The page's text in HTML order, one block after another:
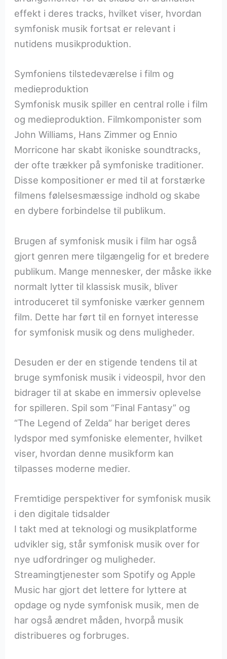
effekt i deres tracks, hvilket viser, hvordan
symfonisk musik fortsat er relevant i
nutidens musikproduktion.
Symfoniens tilstedeværelse i film og
medieproduktion
Symfonisk musik spiller en central rolle i film
og medieproduktion. Filmkomponister som
John Williams, Hans Zimmer og Ennio
Morricone har skabt ikoniske soundtracks,
der ofte trækker på symfoniske traditioner.
Disse kompositioner er med til at forstærke
filmens følelsesmæssige indhold og skabe
en dybere forbindelse til publikum.
Brugen af symfonisk musik i film har også
gjort genren mere tilgængelig for et bredere
publikum. Mange mennesker, der måske ikke
normalt lytter til klassisk musik, bliver
introduceret til symfoniske værker gennem
film. Dette har ført til en fornyet interesse
for symfonisk musik og dens muligheder.
Desuden er der en stigende tendens til at
bruge symfonisk musik i videospil, hvor den
bidrager til at skabe en immersiv oplevelse
for spilleren. Spil som “Final Fantasy” og
“The Legend of Zelda” har beriget deres
lydspor med symfoniske elementer, hvilket
viser, hvordan denne musikform kan
tilpasses moderne medier.
Fremtidige perspektiver for symfonisk musik
i den digitale tidsalder
I takt med at teknologi og musikplatforme
udvikler sig, står symfonisk musik over for
nye udfordringer og muligheder.
Streamingtjenester som Spotify og Apple
Music har gjort det lettere for lyttere at
opdage og nyde symfonisk musik, men de
har også ændret måden, hvorpå musik
distribueres og forbruges.